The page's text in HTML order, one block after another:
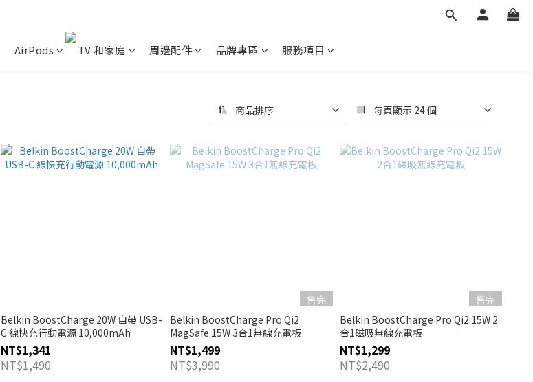
AirPods TV 和家庭 周邊配件 品牌專區 服務項目
商品排序 每頁顯示 24 個
Belkin BoostCharge 20W 自帶 USB-
C 線快充行動電源 10,000mAh
NT$1,341
NT$1,490
售完
Belkin BoostCharge Pro Qi2
MagSafe 15W 3合1無線充電板
NT$1,499
NT$3,990
售完
Belkin BoostCharge Pro Qi2 15W 2
合1磁吸無線充電板
NT$1,299
NT$2,490